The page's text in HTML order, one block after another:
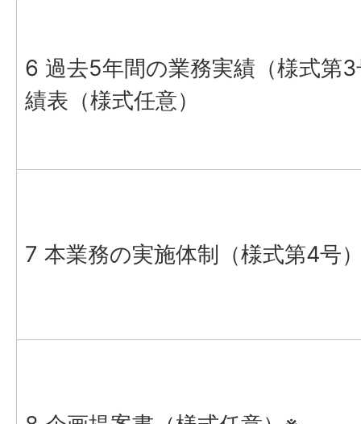
6 過去5年間の業務実績（様式第
績表（様式任意）
7 本業務の実施体制（様式第4号